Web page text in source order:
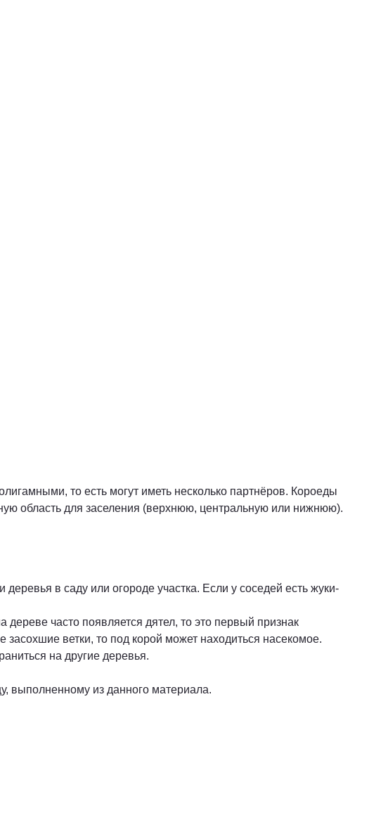
то есть могут иметь несколько партнёров. Короеды
область для заселения (верхнюю, центральную или нижнюю).
в саду или огороде участка. Если у соседей есть жуки-
часто появляется дятел, то это первый признак
ветки, то под корой может находиться насекомое.
на другие деревья.
выполненному из данного материала.